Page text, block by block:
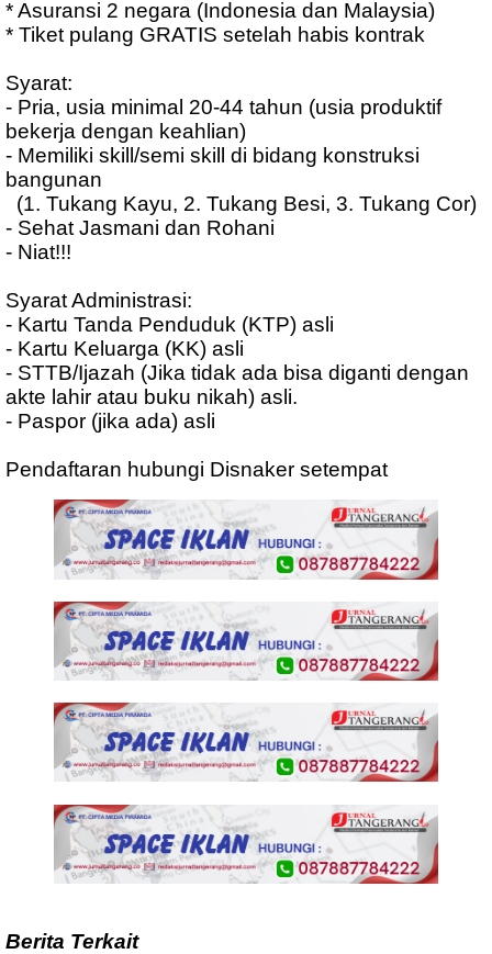
* Asuransi 2 negara (Indonesia dan Malaysia)
* Tiket pulang GRATIS setelah habis kontrak
Syarat:
- Pria, usia minimal 20-44 tahun (usia produktif
bekerja dengan keahlian)
- Memiliki skill/semi skill di bidang konstruksi
bangunan
(1. Tukang Kayu, 2. Tukang Besi, 3. Tukang Cor)
- Sehat Jasmani dan Rohani
- Niat!!!
Syarat Administrasi:
- Kartu Tanda Penduduk (KTP) asli
- Kartu Keluarga (KK) asli
- STTB/Ijazah (Jika tidak ada bisa diganti dengan
akte lahir atau buku nikah) asli.
- Paspor (jika ada) asli
Pendaftaran hubungi Disnaker setempat
Berita Terkait